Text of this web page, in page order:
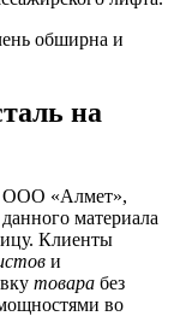
обширна и
на
ООО «Алмет»,
материала
Клиенты
и
товара без
во